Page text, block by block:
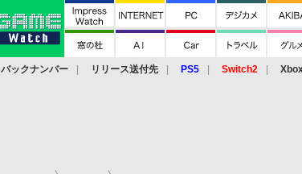
バックナンバー リリース送付先 PS5 Switch2